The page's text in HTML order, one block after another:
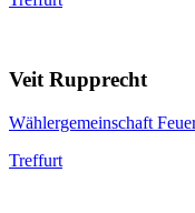
Veit Rupprecht
Wählergemeinschaft
Treffurt